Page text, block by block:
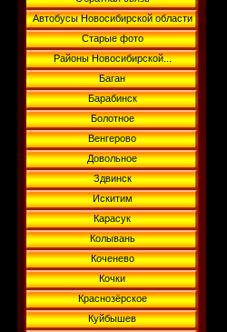
Автобусы Новосибирской области
Старые фото
Районы Новосибирской...
Баган
Барабинск
Болотное
Венгерово
Довольное
Здвинск
Искитим
Карасук
Колывань
Коченево
Кочки
Краснозёрское
Куйбышев